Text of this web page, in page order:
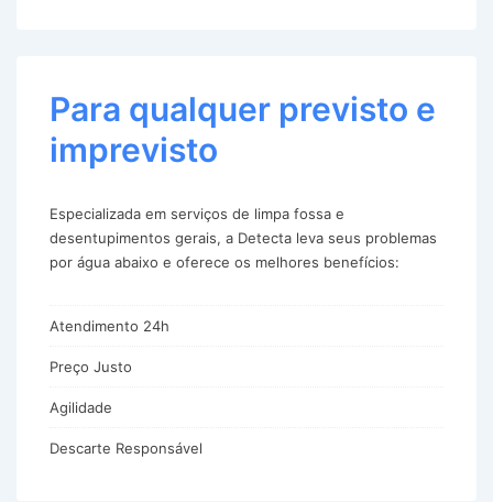
Para qualquer previsto e
imprevisto
Especializada em serviços de limpa fossa e
desentupimentos gerais, a Detecta leva seus problemas
por água abaixo e oferece os melhores benefícios:
Atendimento 24h
Preço Justo
Agilidade
Descarte Responsável